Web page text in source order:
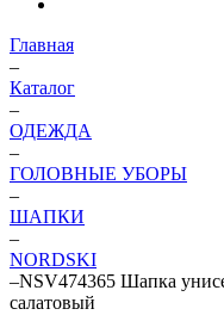
Главная
–
Каталог
–
ОДЕЖДА
–
ГОЛОВНЫЕ УБОРЫ
–
ШАПКИ
–
NORDSKI
–NSV474365 Шапка
салатовый